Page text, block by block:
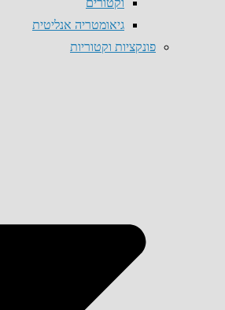
וקטורים
גיאומטריה אנליטית
פונקציות וקטוריות